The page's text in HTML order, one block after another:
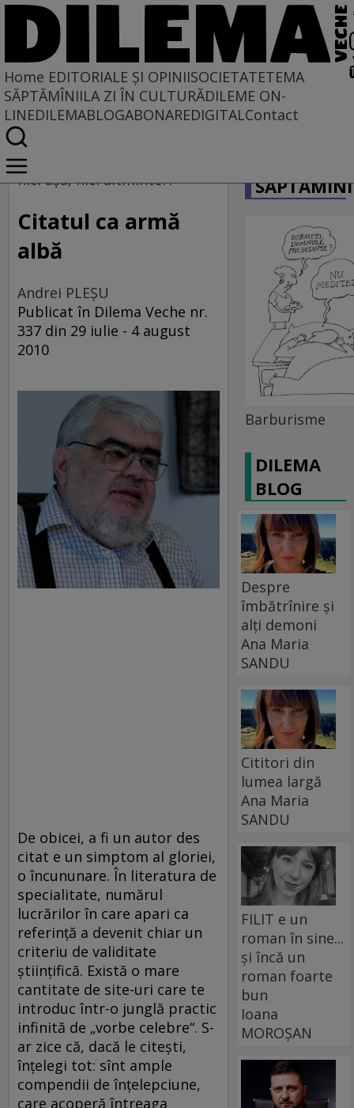
Home EDITORIALE ȘI OPINIISOCIETATETEMA
SĂPTĂMÎNIILA ZI ÎN CULTURĂDILEME ON-
LINEDILEMABLOGABONAREDIGITALContact
Home
EDITORIALE ȘI OPINII
SITUAȚIUNEA
nici aşa, nici altminteri
Citatul ca armă
albă
Andrei PLEŞU
Publicat în Dilema Veche nr.
337 din 29 iulie - 4 august
2010
De obicei, a fi un autor des
citat e un simptom al gloriei,
o încununare. În literatura de
specialitate, numărul
lucrărilor în care apari ca
referinţă a devenit chiar un
criteriu de validitate
ştiinţifică. Există o mare
cantitate de site-uri care te
introduc într-o junglă practic
infinită de „vorbe celebre“. S-
ar zice că, dacă le citeşti,
înţelegi tot: sînt ample
compendii de înţelepciune,
care acoperă întreaga
Barburisme
DILEMA
BLOG
Despre
îmbătrînire și
alți demoni
Ana Maria
SANDU
Cititori din
lumea largă
Ana Maria
SANDU
FILIT e un
roman în sine...
și încă un
roman foarte
bun
Ioana
MOROȘAN